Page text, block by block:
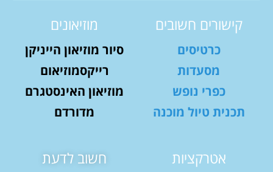
קישורים חשובים
כרטיסים
מסעדות
כפרי נופש
תכנית טיול מוכנה
מוזיאונים
סיור מוזיאון הייניקן
רייקסמוזיאום
מוזיאון האינסטגרם
מדורדם
אטרקציות חשוב לדעת